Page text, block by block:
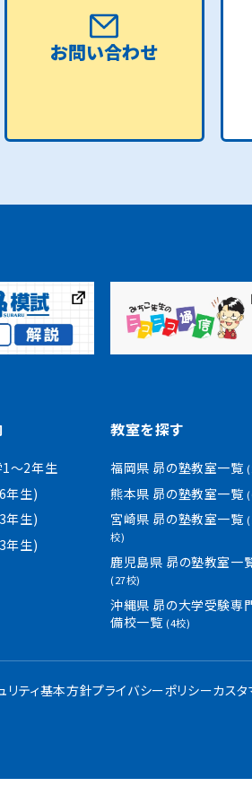
お問い合わせ
1〜2年生
年生)
年生)
年生)
教室を探す
福岡県 昴の塾教室一覧
熊本県 昴の塾教室一覧
宮崎県 昴の塾教室一覧
校)
鹿児島県 昴の塾教室一
(27校)
沖縄県 昴の大学受験専
備校一覧 (4校)
リティ基本方針プライバシーポリシーカス